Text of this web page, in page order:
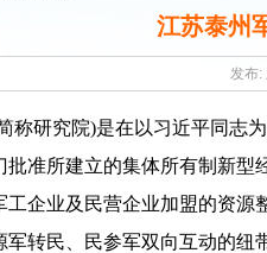
江苏泰州
发布:
称研究院)是在以习近平同志
批准所建立的集体所有制新型
工企业及民营企业加盟的资源
军转民、民参军双向互动的纽